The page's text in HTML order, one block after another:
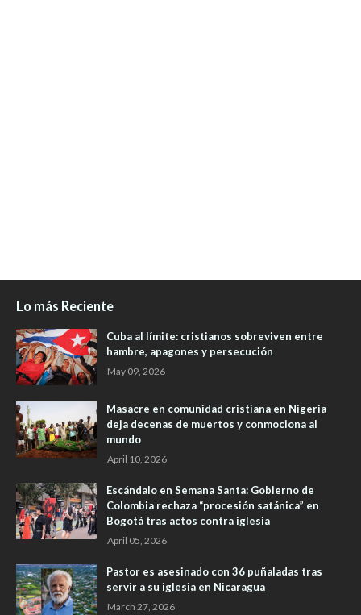
Lo más Reciente
Cuba al límite: cristianos sobreviven entre
hambre, apagones y persecución
May 09, 2026
Masacre en comunidad cristiana en Nigeria
deja decenas de muertos y conmociona al
mundo
April 10, 2026
Escándalo en Semana Santa: Gobierno de
Colombia rechaza “procesión satánica” en
Bogotá tras actos contra iglesia
April 05, 2026
Pastor es asesinado con 36 puñaladas tras
servir a su iglesia en Nicaragua
March 27, 2026